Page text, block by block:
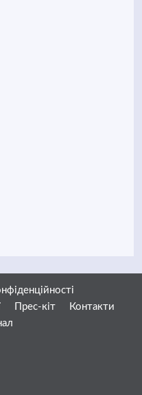
Прес-кіт
Контакти